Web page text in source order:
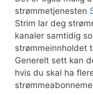
strømmetjenesten
Strim lar deg
kanaler samtidig
strømmeinnholdet
Generelt sett kan
hvis du skal ha